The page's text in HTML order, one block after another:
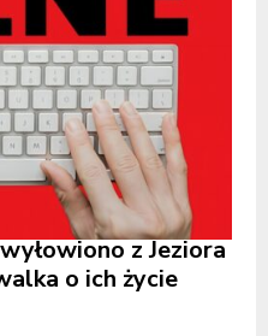
z Jeziora
o ich życie